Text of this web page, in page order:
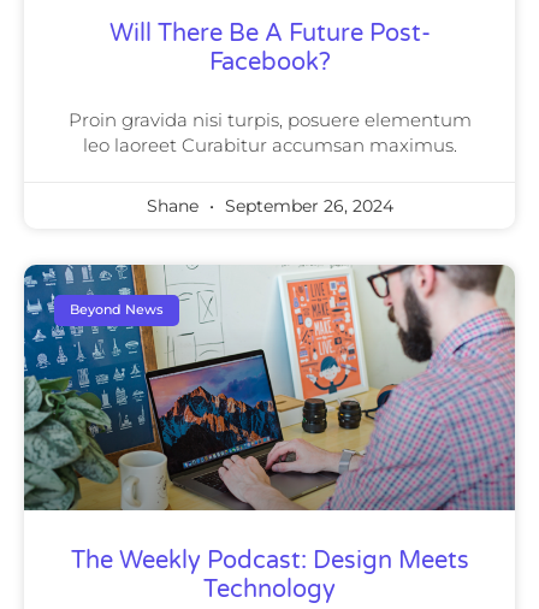
Will There Be A Future Post-
Facebook?
Proin gravida nisi turpis, posuere elementum
leo laoreet Curabitur accumsan maximus.
Shane September 26, 2024
Beyond News
The Weekly Podcast: Design Meets
Technology